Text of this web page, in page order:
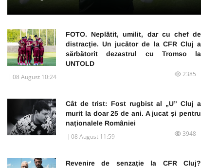
FOTO. Neplătit, umilit, dar cu chef de
distracţie. Un jucător de la CFR Cluj a
sărbătorit dezastrul cu Tromso la
UNTOLD
08 August 10:24 2385
Cât de trist: Fost rugbist al „U” Cluj a
murit la doar 25 de ani. A jucat și pentru
naționalele României
08 August 11:59 3948
Revenire de senzație la CFR Cluj?